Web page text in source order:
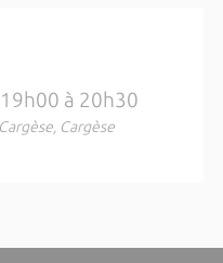
à 20h30
Cargèse